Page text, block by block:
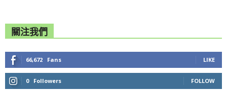
關注我們
66,672 Fans LIKE
0 Followers FOLLOW